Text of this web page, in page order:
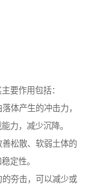
要作用包括：
体产生的冲击力，
力，减少沉降。
松散、软弱土体的
定性。
夯击，可以减少或